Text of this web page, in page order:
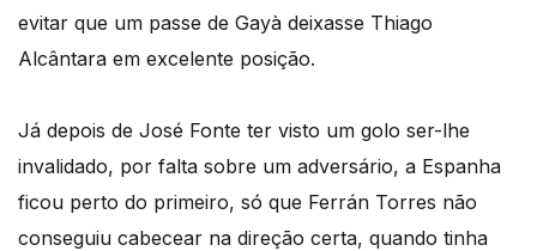
evitar que um passe de Gayà deixasse Thiago
Alcântara em excelente posição.
Já depois de José Fonte ter visto um golo ser-lhe
invalidado, por falta sobre um adversário, a Espanha
ficou perto do primeiro, só que Ferrán Torres não
conseguiu cabecear na direção certa, quando tinha